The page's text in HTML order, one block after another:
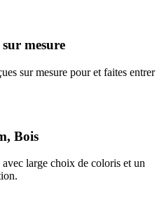
sur mesure
sur mesure pour et faites entrer
Bois
large choix de coloris et un